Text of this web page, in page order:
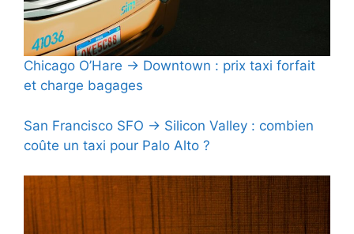
Chicago O’Hare → Downtown : prix taxi forfait
et charge bagages
San Francisco SFO → Silicon Valley : combien
coûte un taxi pour Palo Alto ?